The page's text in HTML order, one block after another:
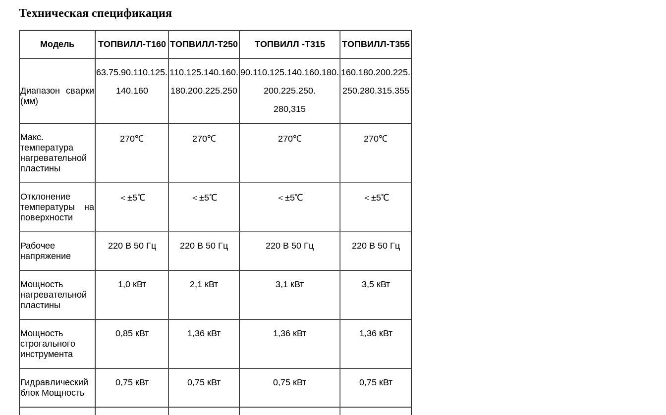
Техническая спецификация
Модель ТОПВИЛЛ-Т160 ТОПВИЛЛ-Т250 ТОПВИЛЛ -T315 ТОПВИЛЛ-Т355
Диапазон сварки
(мм)
63.75.90.110.125.
140.160
110.125.140.160.
180.200.225.250
90.110.125.140.160.180.
200.225.250.
280,315
160.180.200.225.
250.280.315.355
Макс.
температура
нагревательной
пластины
270℃ 270℃ 270℃ 270℃
Отклонение
температуры на
поверхности
＜±5℃ ＜±5℃ ＜±5℃ ＜±5℃
Рабочее
напряжение
220 В 50 Гц 220 В 50 Гц 220 В 50 Гц 220 В 50 Гц
Мощность
нагревательной
пластины
1,0 кВт 2,1 кВт 3,1 кВт 3,5 кВт
Мощность
строгального
инструмента
0,85 кВт 1,36 кВт 1,36 кВт 1,36 кВт
Гидравлический
блок Мощность
0,75 кВт 0,75 кВт 0,75 кВт 0,75 кВт